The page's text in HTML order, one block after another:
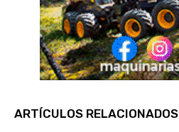
ARTÍCULOS RELACIONADOS